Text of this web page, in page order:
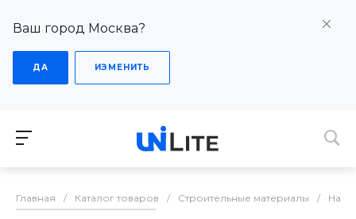
Ваш город Москва?
ДА ИЗМЕНИТЬ
Главная / Каталог товаров / Строительные материалы /